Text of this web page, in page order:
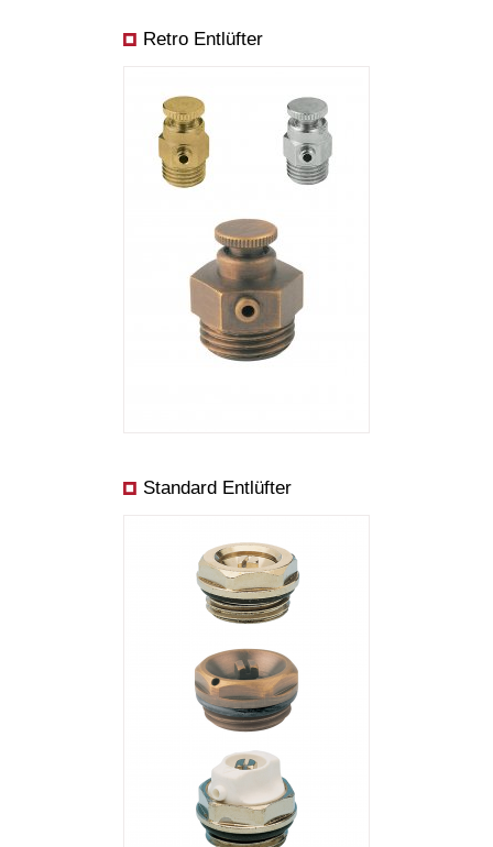
Retro Entlüfter
Standard Entlüfter